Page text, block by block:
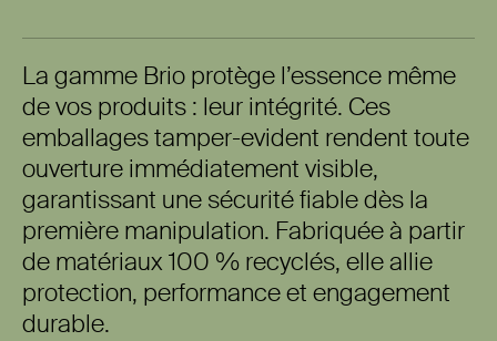
La gamme Brio protège l’essence même
de vos produits : leur intégrité. Ces
emballages tamper-evident rendent toute
ouverture immédiatement visible,
garantissant une sécurité fiable dès la
première manipulation. Fabriquée à partir
de matériaux 100 % recyclés, elle allie
protection, performance et engagement
durable.